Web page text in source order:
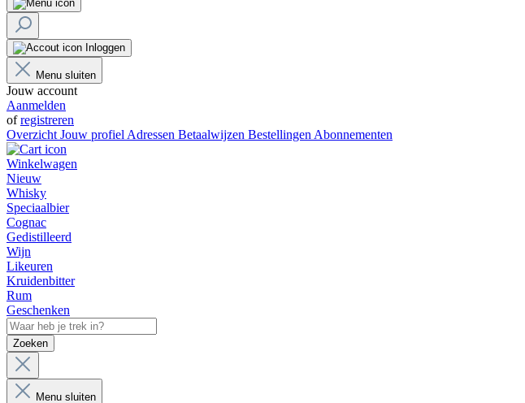
Inloggen
Menu sluiten
Jouw account
Aanmelden
ofregistreren
Overzicht Jouw profiel Adressen Betaalwijzen Bestellingen Abonnementen
Winkelwagen
Nieuw
Whisky
Speciaalbier
Cognac
Gedistilleerd
Wijn
Likeuren
Kruidenbitter
Rum
Geschenken
Zoeken
Menu sluiten